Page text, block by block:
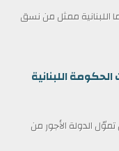
اللبنانية ممثل من نسق
اللبنانية
الدولة الأجور من